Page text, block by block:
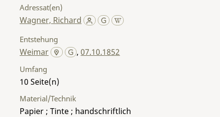
Adressat(en)
Wagner, Richard
Entstehung
Weimar ,07.10.1852
Umfang
10
Material/Technik
Papier ; Tinte ; handschriftlich